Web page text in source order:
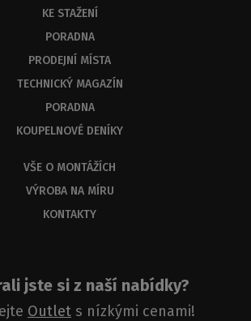
KE STAŽENÍ
PORADNA
PRODEJNÍ MÍSTA
TECHNICKÝ MAGAZÍN
PORADNA
KOUPELNOVÉ DENÍKY
VŠE O MONTÁŽÍCH
VÝROBA NA MÍRU
KONTAKTY
jste si z naší nabídky?
Outlet s nízkými cenami!